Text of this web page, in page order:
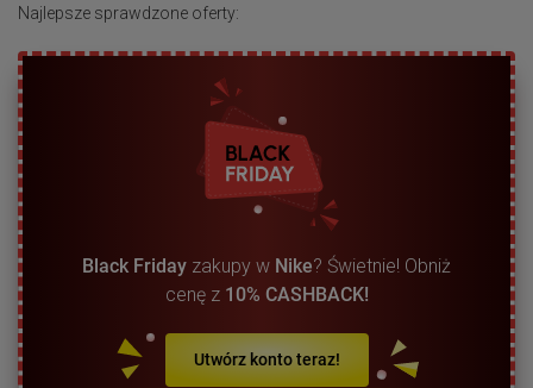
Najlepsze sprawdzone oferty:
Black Friday zakupy w Nike? Świetnie! Obniż
cenę z 10% CASHBACK!
Utwórz konto teraz!